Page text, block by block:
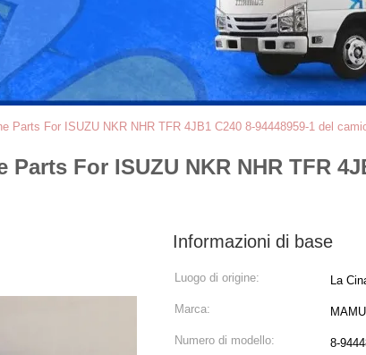
Parts For ISUZU NKR NHR TFR 4JB1 C240 8-94448959-1 del
For ISUZU NKR NHR TFR
Informazioni di base
Luogo di origine: La
Marca:
Numero di modello: 8-